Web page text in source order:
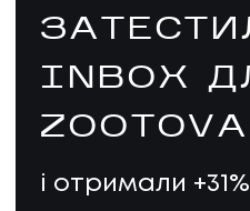
INBOX
і отримали